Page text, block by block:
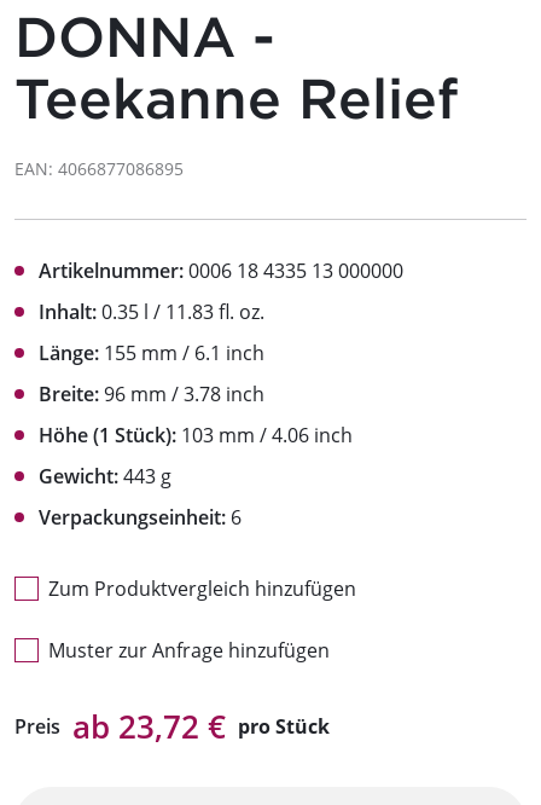
DONNA -
Teekanne Relief
EAN: 4066877086895
Artikelnummer:0006 18 4335 13 000000
Inhalt:0.35 l / 11.83 fl. oz.
Länge: 155 mm / 6.1 inch
Breite:96 mm / 3.78 inch
Höhe (1 Stück): 103 mm / 4.06 inch
Gewicht:443 g
Verpackungseinheit: 6
Zum Produktvergleich hinzufügen
Muster zur Anfrage hinzufügen
Preis ab 23,72 € pro Stück